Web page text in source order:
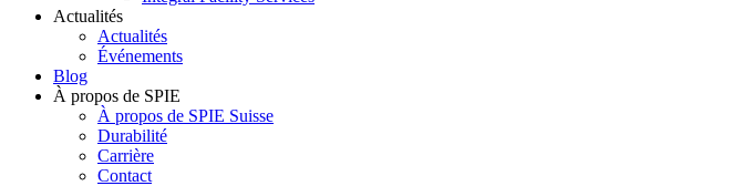
Actualités
Actualités
Événements
Blog
À propos de SPIE
À propos de SPIE Suisse
Durabilité
Carrière
Contact